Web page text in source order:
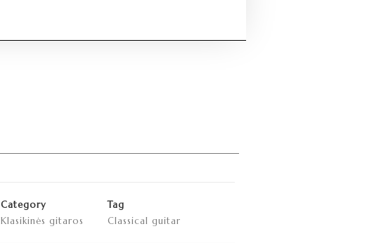
Category
Klasikinės gitaros
Tag
Classical guitar